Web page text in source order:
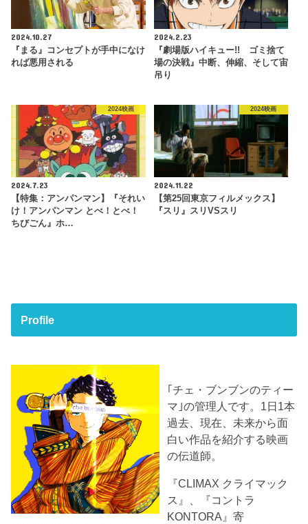
2024.10.27
『まる』コンセプトが手中になけ
れば悪用される
2024.2.23
『劇場版ハイキュー!! ゴミ捨て
場の決戦』中断、伸縮、そして宙
吊り
2024映画
2024.7.23
【特集：アンパンマン】『それい
け！アンパンマン とべ！とべ！
ちびごん』ホ…
2024映画
2024.11.22
【第25回東京フィルメックス】
『スリ』スリVSスリ
Profile
｢チェ・ブンブンのティー
マ｣の管理人です。1日1本
過去、現在、未来から面
白い作品を紹介する映画
の伝道師。
『CLIMAX クライマック
ス』、『コントラ
KONTORA』寄